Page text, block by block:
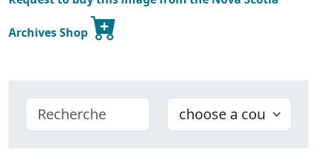
Archives Shop